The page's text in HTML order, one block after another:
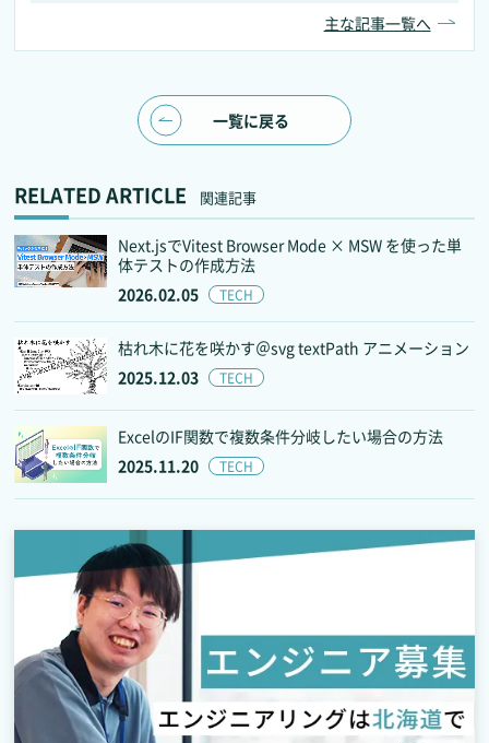
主な記事一覧へ
一覧に戻る
RELATED ARTICLE 関連記事
2026.02.05 TECH
Next.jsでVitest Browser Mode × MSW を使った単
体テストの作成方法
2025.12.03 TECH
枯れ木に花を咲かす＠svg textPath アニメーション
2025.11.20 TECH
ExcelのIF関数で複数条件分岐したい場合の方法